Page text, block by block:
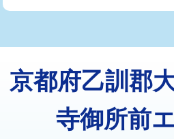
マス交換（土の掘削・埋め戻し作業
マス交換（深さ50㎝以上）
コンクリート斫り（厚さ10㎝超え）
トーラー機使用/3mまで
追加トーラー機使用/3m超え
カメラ調査
京都府乙訓郡
寺御所前